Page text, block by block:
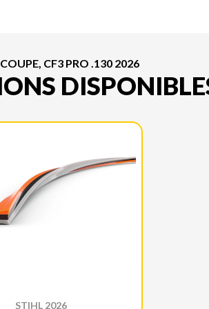
CF3 PRO .130 2026
STIHL 2026